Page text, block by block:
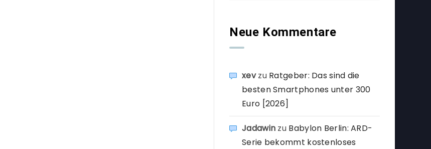
Neue Kommentare
xevzu Ratgeber: Das sind die
besten Smartphones unter 300
Euro [2026]
Jadawin zu Babylon Berlin: ARD-
Serie bekommt kostenloses